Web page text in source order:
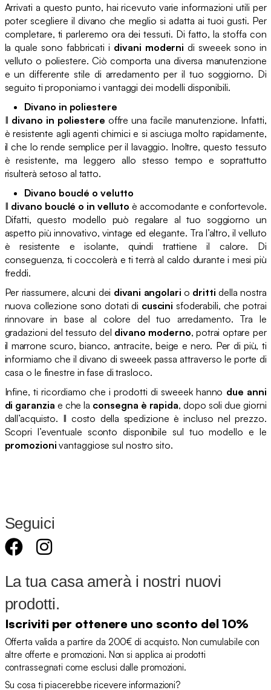
Arrivati a questo punto, hai ricevuto varie informazioni utili per
poter scegliere il divano che meglio si adatta ai tuoi gusti. Per
completare, ti parleremo ora dei tessuti. Di fatto, la stoffa con
la quale sono fabbricati i divani moderni di sweeek sono in
velluto o poliestere. Ciò comporta una diversa manutenzione
e un differente stile di arredamento per il tuo soggiorno. Di
seguito ti proponiamo i vantaggi dei modelli disponibili.
Divano in poliestere
Il divano in poliestere offre una facile manutenzione. Infatti,
è resistente agli agenti chimici e si asciuga molto rapidamente,
il che lo rende semplice per il lavaggio. Inoltre, questo tessuto
è resistente, ma leggero allo stesso tempo e soprattutto
risulterà setoso al tatto.
Divano bouclé o velutto
Il divano bouclé o in velluto è accomodante e confortevole.
Difatti, questo modello può regalare al tuo soggiorno un
aspetto più innovativo, vintage ed elegante. Tra l’altro, il velluto
è resistente e isolante, quindi trattiene il calore. Di
conseguenza, ti coccolerà e ti terrà al caldo durante i mesi più
freddi.
Per riassumere, alcuni dei divani angolari o dritti della nostra
nuova collezione sono dotati di cuscini sfoderabili, che potrai
rinnovare in base al colore del tuo arredamento. Tra le
gradazioni del tessuto del divano moderno, potrai optare per
il marrone scuro, bianco, antracite, beige e nero. Per di più, ti
informiamo che il divano di sweeek passa attraverso le porte di
casa o le finestre in fase di trasloco.
Infine, ti ricordiamo che i prodotti di sweeek hanno due anni
di garanzia e che la consegna è rapida, dopo soli due giorni
dall’acquisto. Il costo della spedizione è incluso nel prezzo.
Scopri l’eventuale sconto disponibile sul tuo modello e le
promozioni vantaggiose sul nostro sito.
Seguici
La tua casa amerà i nostri nuovi
prodotti.
Iscriviti per ottenere uno sconto del 10%
Offerta valida a partire da 200€ di acquisto. Non cumulabile con
altre offerte e promozioni. Non si applica ai prodotti
contrassegnati come esclusi dalle promozioni.
Su cosa ti piacerebbe ricevere informazioni?